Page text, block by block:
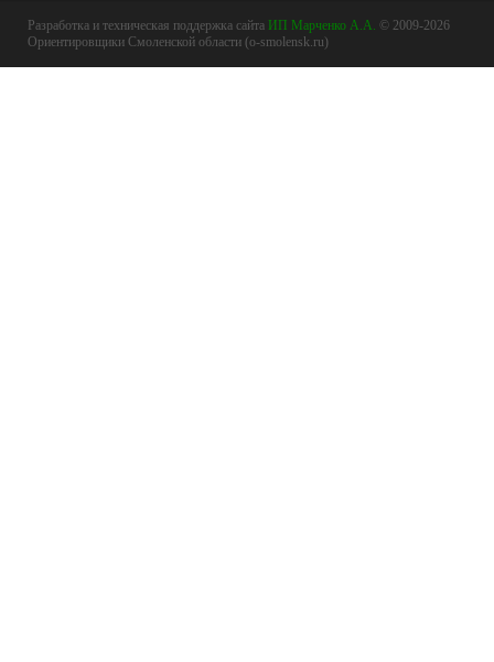
Разработка и техническая поддержка сайта ИП Марченко А.А. © 2009-2026
Ориентировщики Смоленской области (o-smolensk.ru)